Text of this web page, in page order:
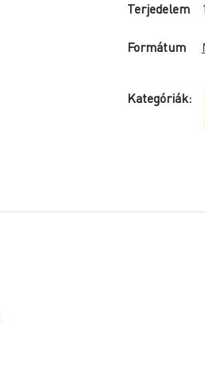
Terjedelem
Formátum
Kategóriák: